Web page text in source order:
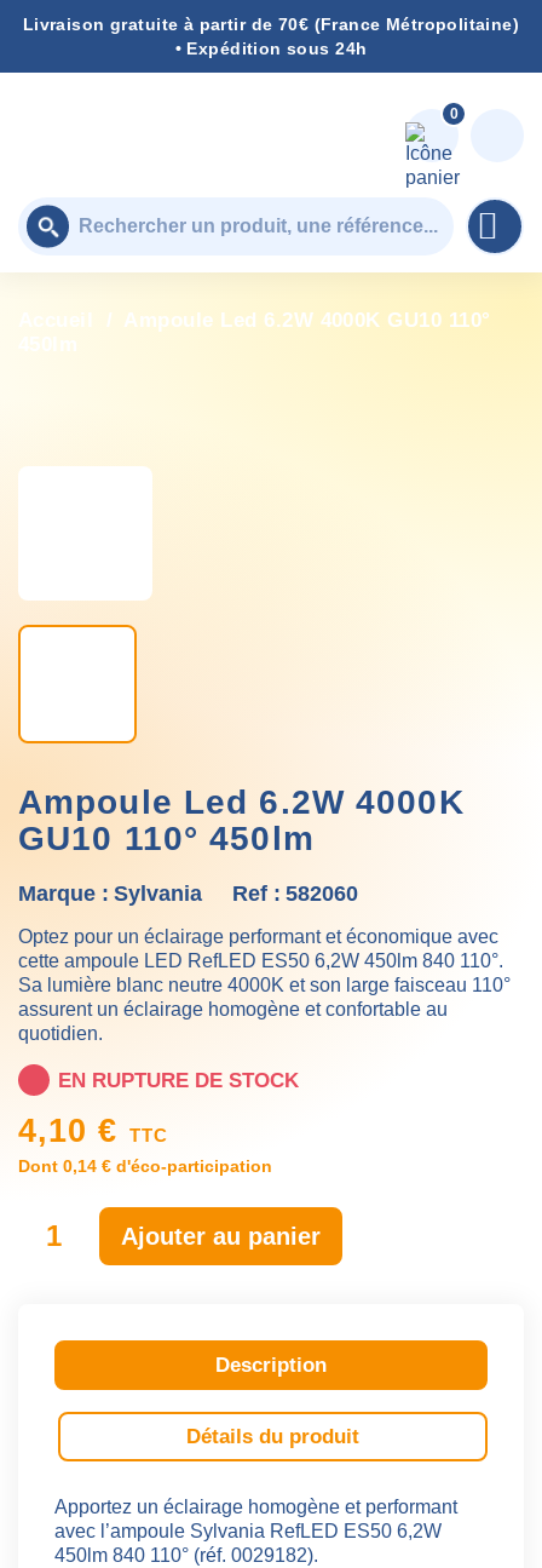
Livraison gratuite à partir de 70€ (France Métropolitaine)
• Expédition sous 24h
0

Accueil
Ampoule Led 6.2W 4000K GU10 110°
450lm
Ampoule Led 6.2W 4000K
GU10 110° 450lm
Marque : Sylvania Ref : 582060
Optez pour un éclairage performant et économique avec
cette ampoule LED RefLED ES50 6,2W 450lm 840 110°.
Sa lumière blanc neutre 4000K et son large faisceau 110°
assurent un éclairage homogène et confortable au
quotidien.
EN RUPTURE DE STOCK
4,10 € TTC
Dont 0,14 € d'éco-participation
Ajouter au panier
Description
Détails du produit
Apportez un éclairage homogène et performant
avec l’ampoule Sylvania RefLED ES50 6,2W
450lm 840 110° (réf. 0029182).